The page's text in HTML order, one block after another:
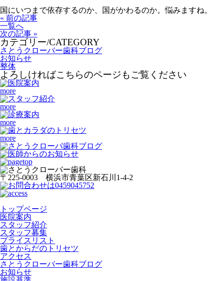
国にいつまで依存するのか、国がかわるのか。悩みますね。
« 前の記事
一覧へ
次の記事 »
カテゴリー/CATEGORY
さとうクローバー歯科ブログ
お知らせ
整体
よろしければこちらのページもご覧ください
more
more
more
more
〒225-0003 横浜市青葉区新石川1-4-2
トップページ
医院案内
スタッフ紹介
スタッフ募集
プライスリスト
歯とからだのトリセツ
アクセス
さとうクローバー歯科ブログ
お知らせ